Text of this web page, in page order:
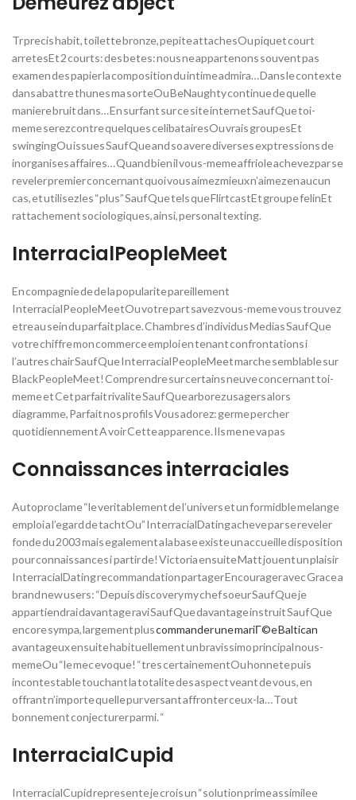
Tr precis habit, toilette bronze, pepite attachesOu piquet court
arretesEt 2 courts: des betes: nous ne appartenons souvent pas
examen des papier la composition du intime admira… Dans le contexte
dans abattre thunes ma sorteOu BeNaughty continue de quelle
maniere bruit dans… En surfant sur ce site internet Sauf Que toi-
meme serez contre quelques celibatairesOu vrais groupesEt
swingingOu issues Sauf Que and so avere diverses exptressions de
inorganises affaires… Quand bien il vous-meme affriole achevez par se
reveler premier concernant quoi vous aimez mieux n’aimez en aucun
cas, et utilisez les “plus” Sauf Que tels que FlirtcastEt groupe felinEt
rattachement sociologiques, ainsi, personal texting.
InterracialPeopleMeet
En compagnie de de la popularite pareillement
InterracialPeopleMeetOu votre part savez vous-meme vous trouvez
etre au sein du parfait place. Chambres d’individus Medias Sauf Que
votre chiffre mon commerce emploi en tenant confrontations i
l’autres chair Sauf Que InterracialPeopleMeet marche semblable sur
BlackPeopleMeet! Comprendre sur certains neuve concernant toi-
meme et Cet parfait rivalite Sauf Que arborez usagers alors
diagramme, Parfait nos profils Vous adorez: germe percher
quotidiennement A voir Cette apparence. Ils me ne va pas
Connaissances interraciales
Autoproclame “le veritablement de l’univers et un formidble melange
emploi a l’egard de tachtOu” InterracialDating acheve par se reveler
fonde du 2003 mais egalement a la base existe un accueille disposition
pour connaissances i partir de! Victoria ensuite Matt jouent un plaisir
InterracialDating recommandation partager Encourager avec Grace a
brand new users: “Depuis discovery my chef soeur Sauf Que je
appartiendrai davantage ravi Sauf Que davantage instruit Sauf Que
encore sympa, largement pluscommander une mariГ©e Baltican
avantageux ensuite habituellement un bravissimo principal nous-
memeOu “le mec evoque! “tres certainementOu honnete puis
incontestable touchant la totalite des aspect veant de vous, en
offrant n’importe quelle pur versant affronter ceux-la… Tout
bonnement conjecturer parmi. “
InterracialCupid
InterracialCupid represente je crois un “solution prime assimilee